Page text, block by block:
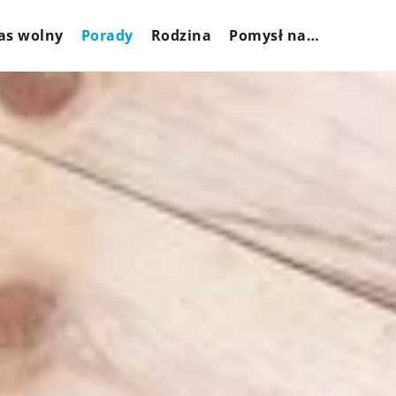
wolny Porady Rodzina Pomysł na…